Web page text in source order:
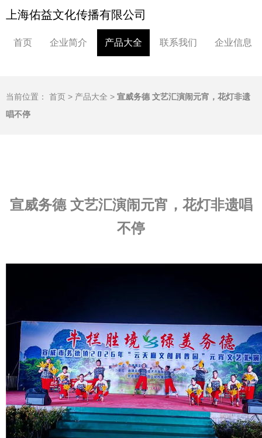
上海佑益文化传播有限公司
首页 企业简介 产品大全 联系我们 企业信息
当前位置： 首页 > 产品大全 > 宣威务德 文艺汇演闹元宵，花灯非遗
唱不停
宣威务德 文艺汇演闹元宵，花灯非遗唱
不停